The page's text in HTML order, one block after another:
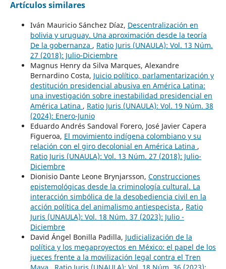
Artículos similares
Iván Mauricio Sánchez Díaz, Descentralización en
bolivia y uruguay. Una aproximación desde la teoría
De la gobernanza , Ratio Juris (UNAULA): Vol. 13 Núm.
27 (2018): Julio-Diciembre
Magnus Henry da Silva Marques, Alexandre
Bernardino Costa, Juicio político, parlamentarización y
destitución presidencial abusiva en América Latina:
una investigación sobre inestabilidad presidencial en
América Latina , Ratio Juris (UNAULA): Vol. 19 Núm. 38
(2024): Enero-Junio
Eduardo Andrés Sandoval Forero, José Javier Capera
Figueroa, El movimiento indígena colombiano y su
relación con el giro decolonial en América Latina ,
Ratio Juris (UNAULA): Vol. 13 Núm. 27 (2018): Julio-
Diciembre
Dionisio Dante Leone Brynjarsson, Construcciones
epistemológicas desde la criminología cultural. La
interacción simbólica de la desobediencia civil en la
acción política del animalismo antiespecista , Ratio
Juris (UNAULA): Vol. 18 Núm. 37 (2023): Julio -
Diciembre
David Ángel Bonilla Padilla, Judicialización de la
política y los megaproyectos en México: el papel de los
jueces frente a la movilización legal contra el Tren
Maya , Ratio Juris (UNAULA): Vol. 18 Núm. 36 (2023):